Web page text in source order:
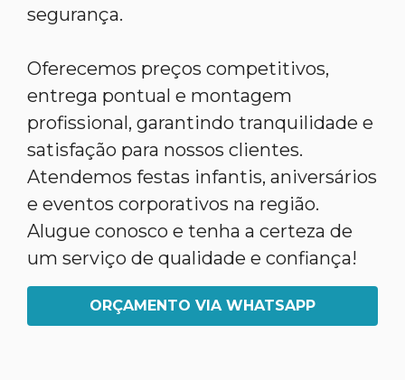
segurança.
Oferecemos preços competitivos,
entrega pontual e montagem
profissional, garantindo tranquilidade e
satisfação para nossos clientes.
Atendemos festas infantis, aniversários
e eventos corporativos na região.
Alugue conosco e tenha a certeza de
um serviço de qualidade e confiança!
ORÇAMENTO VIA WHATSAPP